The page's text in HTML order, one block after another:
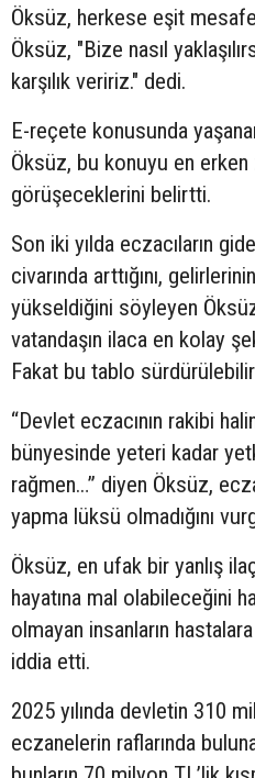
Öksüz, herkese eşit
Öksüz, "Bize nasıl
karşılık veririz." dedi.
E-reçete konusunda
Öksüz, bu konuyu en
görüşeceklerini belirtti.
Son iki yılda eczacıların
civarında arttığını,
yükseldiğini söyleyen
vatandaşın ilaca en kolay
Fakat bu tablo
“Devlet eczacının rakibi
bünyesinde yeteri kadar
rağmen…” diyen Öksüz,
yapma lüksü olmadığını
Öksüz, en ufak bir yanlış
hayatına mal olabileceğini
olmayan insanların
iddia etti.
2025 yılında devletin 310
eczanelerin raflarında